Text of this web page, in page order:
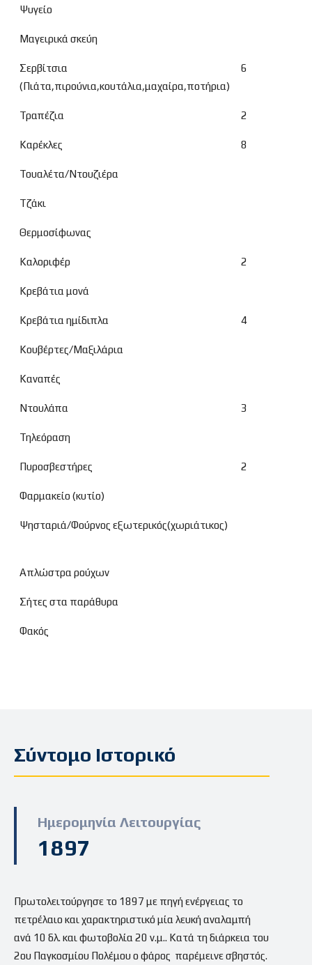
Ψυγείο
Μαγειρικά σκεύη
Σερβίτσια
(Πιάτα,πιρούνια,κουτάλια,μαχαίρα,ποτήρια)
6
Τραπέζια 2
Καρέκλες 8
Τουαλέτα/Ντουζιέρα
Τζάκι
Θερμοσίφωνας
Καλοριφέρ 2
Κρεβάτια μονά
Κρεβάτια ημίδιπλα 4
Κουβέρτες/Μαξιλάρια
Καναπές
Ντουλάπα 3
Τηλεόραση
Πυροσβεστήρες 2
Φαρμακείο (κυτίο)
Ψησταριά/Φούρνος εξωτερικός(χωριάτικος)
Απλώστρα ρούχων
Σήτες στα παράθυρα
Φακός
Σύντομο Ιστορικό
Ημερομηνία Λειτουργίας
1897
Πρωτολειτούργησε το 1897 με πηγή ενέργειας το
πετρέλαιο και χαρακτηριστικό μία λευκή αναλαμπή
ανά 10 δλ. και φωτοβολία 20 ν.μ.. Κατά τη διάρκεια του
2ου Παγκοσμίου Πολέμου ο φάρος παρέμεινε σβηστός.